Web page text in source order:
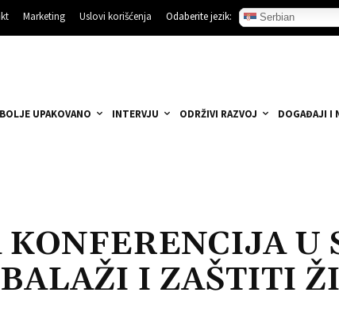
Marketing Uslovi korišćenja Odaberite jezik: Serbian
UPAKOVANO INTERVJU ODRŽIVI RAZVOJ DOGAĐAJI I
KONFERENCIJA U
I ZAŠTITI